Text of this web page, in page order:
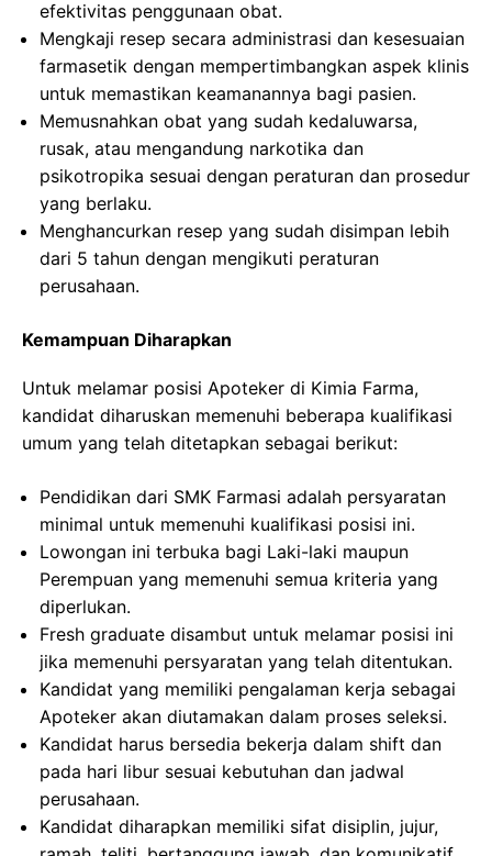
efektivitas penggunaan obat.
Mengkaji resep secara administrasi dan kesesuaian
farmasetik dengan mempertimbangkan aspek klinis
untuk memastikan keamanannya bagi pasien.
Memusnahkan obat yang sudah kedaluwarsa,
rusak, atau mengandung narkotika dan
psikotropika sesuai dengan peraturan dan prosedur
yang berlaku.
Menghancurkan resep yang sudah disimpan lebih
dari 5 tahun dengan mengikuti peraturan
perusahaan.
Kemampuan Diharapkan
Untuk melamar posisi Apoteker di Kimia Farma,
kandidat diharuskan memenuhi beberapa kualifikasi
umum yang telah ditetapkan sebagai berikut:
Pendidikan dari SMK Farmasi adalah persyaratan
minimal untuk memenuhi kualifikasi posisi ini.
Lowongan ini terbuka bagi Laki-laki maupun
Perempuan yang memenuhi semua kriteria yang
diperlukan.
Fresh graduate disambut untuk melamar posisi ini
jika memenuhi persyaratan yang telah ditentukan.
Kandidat yang memiliki pengalaman kerja sebagai
Apoteker akan diutamakan dalam proses seleksi.
Kandidat harus bersedia bekerja dalam shift dan
pada hari libur sesuai kebutuhan dan jadwal
perusahaan.
Kandidat diharapkan memiliki sifat disiplin, jujur,